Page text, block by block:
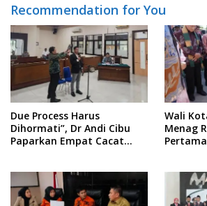
Recommendation for You
Due Process Harus
Dihormati”, Dr Andi Cibu
Paparkan Empat Cacat
Wali
Menag